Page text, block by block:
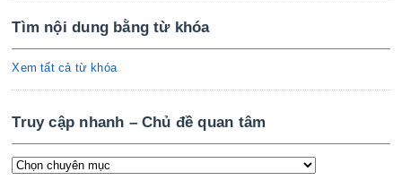
Tìm nội dung bằng từ khóa
Xem tất cả từ khóa
Truy cập nhanh – Chủ đề quan tâm